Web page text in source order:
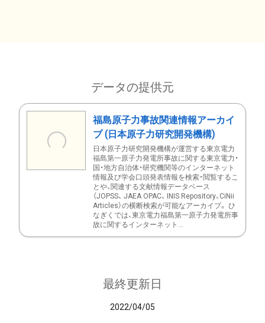
データの提供元
福島原子力事故関連情報アーカイ
ブ (日本原子力研究開発機構)
日本原子力研究開発機構が運営する東京電力
福島第一原子力発電所事故に関する東京電力・
国・地方自治体・研究機関等のインターネット
情報及び学会口頭発表情報を検索・閲覧するこ
とや、関連する文献情報データベース
（JOPSS、 JAEA OPAC、 INIS Repository、CiNii
Articles）の横断検索が可能なアーカイブ。 ひ
なぎくでは、東京電力福島第一原子力発電所事
故に関するインターネット...
最終更新日
2022/04/05